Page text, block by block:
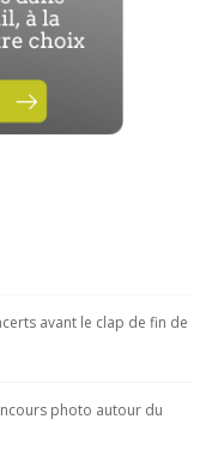
avant le clap de fin de
photo autour du